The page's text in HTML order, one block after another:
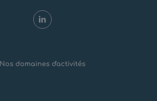
Nos domaines d'activités